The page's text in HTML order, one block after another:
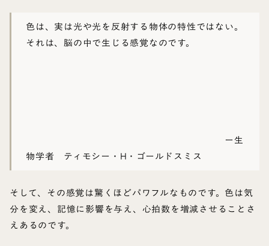
色は、実は光や光を反射する物体の特性ではない。
それは、脳の中で生じる感覚なのです。
ー生
物学者 ティモシー・H・ゴールドスミス
そして、その感覚は驚くほどパワフルなものです。色は気
分を変え、記憶に影響を与え、心拍数を増減させることさ
えあるのです。